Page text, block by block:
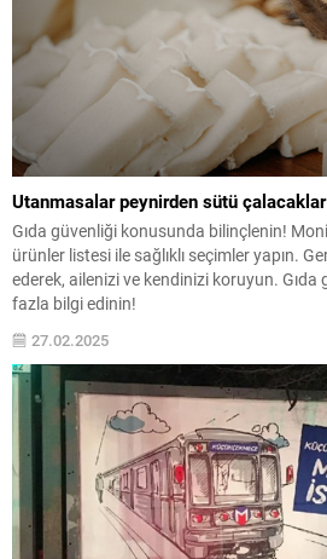
Utanmasalar peynirden sütü çalacaklar
Gıda güvenliği konusunda bilinçlenin!
ürünler listesi ile sağlıklı seçimler yapın.
ederek, ailenizi ve kendinizi koruyun. Gıda
fazla bilgi edinin!
27.02.2025